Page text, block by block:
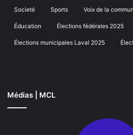
Societé Sports Voix de la
Éducation Élections fédérales 2025
Élections municipales Laval 2025
Médias | MCL